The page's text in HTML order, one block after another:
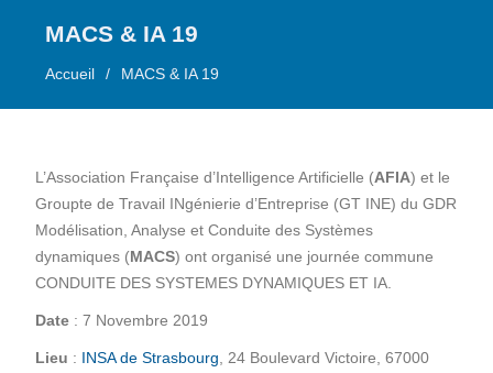
MACS & IA 19
Accueil MACS & IA 19
L’Association Française d’Intelligence Artificielle (AFIA) et le
Groupte de Travail INgénierie d’Entreprise (GT INE) du GDR
Modélisation, Analyse et Conduite des Systèmes
dynamiques (MACS) ont organisé une journée commune
CONDUITE DES SYSTEMES DYNAMIQUES ET IA.
Date: 7 Novembre 2019
Lieu : INSA de Strasbourg , 24 Boulevard Victoire, 67000